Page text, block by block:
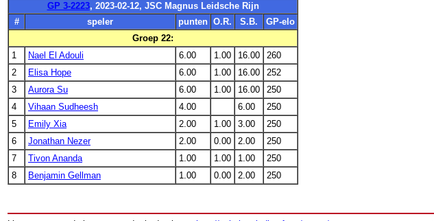
GP 3-2223, 2023-02-12, JSC Magnus Leidsche Rijn
#
speler punten O.R. S.B.
GP-elo
Groep 22:
1
Nael El Adouli 6.00 1.00 16.00
260
2
Elisa Hope 6.00 1.00 16.00
252
3
Aurora Su 6.00 1.00 16.00
250
4
Vihaan Sudheesh 4.00 6.00
250
5
Emily Xia 2.00 1.00 3.00
250
6
Jonathan Nezer 2.00 0.00 2.00
250
7
Tivon Ananda 1.00 1.00 1.00
250
8
Benjamin Gellman 1.00 0.00 2.00 250